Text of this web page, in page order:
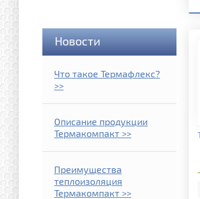
Новости
Что такое Термафлекс?
>>
Описание продукции
Термакомпакт >>
Преимущества
теплоизоляция
Термакомпакт >>